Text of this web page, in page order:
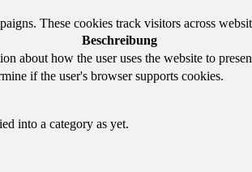
These cookies track visitors across
Beschreibung
about how the user uses the website to
if the user's browser supports cookies.
into a category as yet.